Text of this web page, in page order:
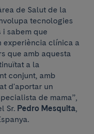
de Salut de la
tecnologies
sabem que
clínica a
que amb aquesta
a la
conjunt, amb
d'aportar un
de mama”,
Sr. Pedro Mesquita,